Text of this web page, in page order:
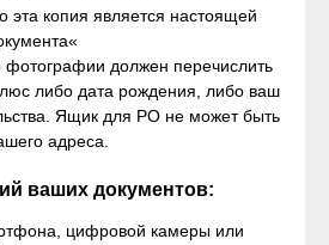
эта копия является настоящей
должен перечислить
либо дата рождения, либо ваш
Ящик для PO не может быть
адреса.
ваших документов:
цифровой камеры или